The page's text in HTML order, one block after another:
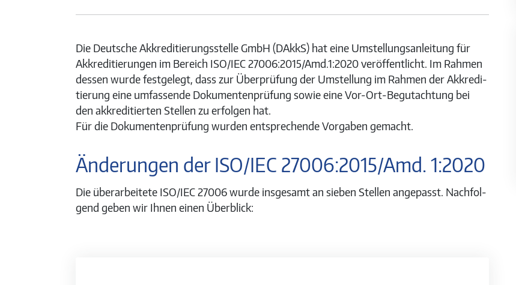
Die Deut­sche Ak­kre­di­tie­rungs­stelle GmbH (DAkkS) hat eine Um­stel­lungs­an­lei­tung für
Ak­kre­di­tie­run­gen im Be­reich ISO/IEC 27006:2015/Amd.1:2020 veröff­ent­licht. Im Rah­men
des­sen wurde fest­ge­legt, dass zur Überprüfung der Um­stel­lung im Rah­men der Ak­kre­di­
tie­rung eine um­fas­sende Do­ku­men­tenprüfung so­wie eine Vor-Ort-Be­gut­ach­tung bei
den akkreditierten Stellen zu er­fol­gen hat.
Für die Do­ku­men­tenprüfung wur­den ent­spre­chende Vor­ga­ben ge­macht.
Änderungen der ISO/IEC 27006:2015/Amd. 1:2020
Die überarbeitete ISO/IEC 27006 wurde ins­ge­samt an sie­ben Stellen an­ge­passt. Nach­fol­
gend ge­ben wir Ih­nen einen Über­blick: